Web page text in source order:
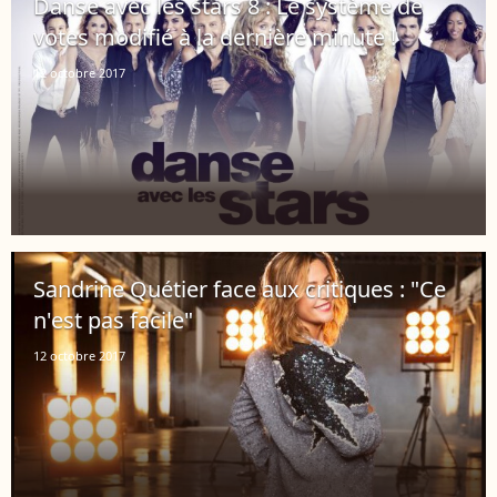
votes modifié à la dernière minute !
12 octobre 2017
Sandrine Quétier face aux critiques : "Ce
n'est pas facile"
12 octobre 2017